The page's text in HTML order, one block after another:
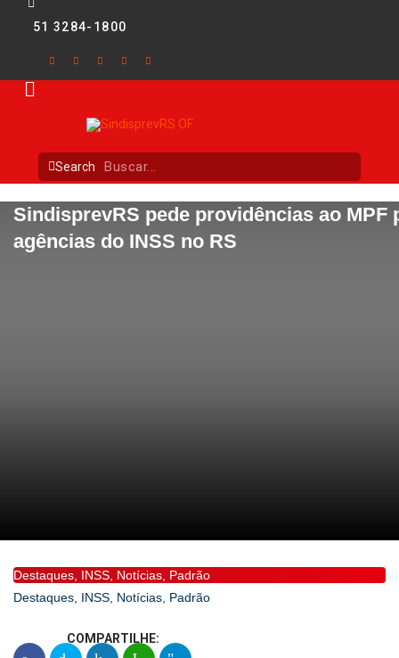
51 3284-1800
Search
SindisprevRS pede providências ao
agências do INSS no RS
Destaques, INSS, Notícias, Padrão
Destaques, INSS, Notícias, Padrão
COMPARTILHE: